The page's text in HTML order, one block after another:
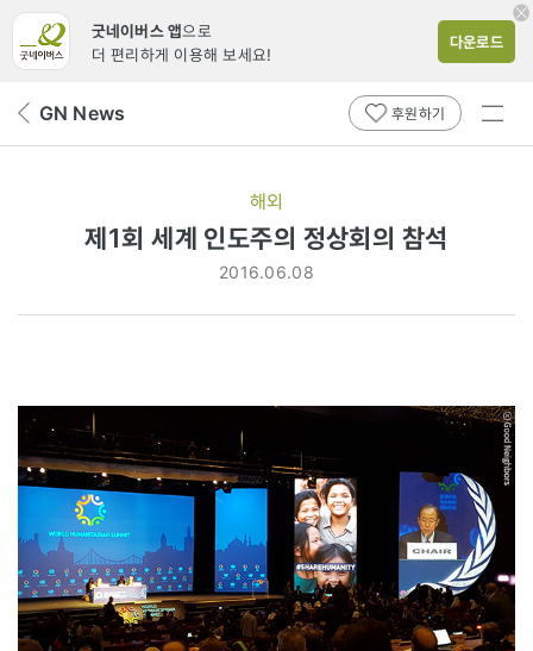
굿네이버스 앱으로
더 편리하게 이용해 보세요!
다운로드
뒤 GN News 후원하기
전체
해외
제1회 세계 인도주의 정상회의 참석
2016.06.08